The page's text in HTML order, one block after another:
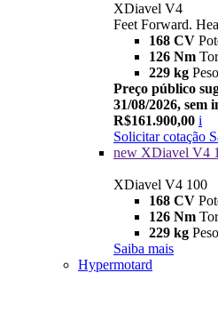
XDiavel V4
Feet Forward.
168 CV
126 Nm
229 kg
Preço público
31/08/2026, sem
R$161.900,00 i
Solicitar cotação
new XDiavel V4
XDiavel V4 100
168 CV
126 Nm
229 kg
Saiba mais
Hypermotard